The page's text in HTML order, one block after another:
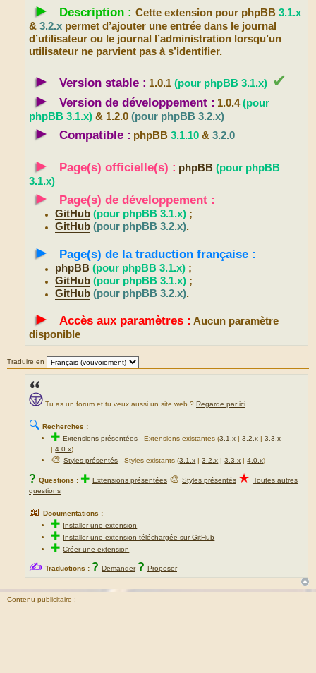
► Description : Cette extension pour phpBB 3.1.x
& 3.2.x permet d’ajouter une entrée dans le journal
d’utilisateur ou le journal l’administration lorsqu’un
utilisateur ne parvient pas à s’identifier.
► Version stable : 1.0.1 (pour phpBB 3.1.x) ✔
►
Version de développement : 1.0.4(pour
phpBB 3.1.x) & 1.2.0 (pour phpBB 3.2.x)
► Compatible : phpBB 3.1.10 & 3.2.0
► Page(s) officielle(s) : phpBB (pour phpBB
3.1.x)
► Page(s) de développement :
GitHub (pour phpBB 3.1.x) ;
GitHub (pour phpBB 3.2.x).
► Page(s) de la traduction française :
phpBB (pour phpBB 3.1.x) ;
GitHub (pour phpBB 3.1.x) ;
GitHub (pour phpBB 3.2.x).
► Accès aux paramètres : Aucun paramètre
disponible
Traduire en
Tu as un forum et tu veux aussi un site web ? Regarde par ici.
🔍 Recherches :
✚Extensions présentées - Extensions existantes (3.1.x |3.2.x |3.3.x
|4.0.x)
🎨Styles présentés - Styles existants (3.1.x |3.2.x |3.3.x |4.0.x)
? Questions : ✚ Extensions présentées 🎨 Styles présentés ★ Toutes autres
questions
📖 Documentations :
✚ Installer une extension
✚ Installer une extension téléchargée sur GitHub
✚Créer une extension
✍ Traductions : ? Demander ? Proposer
Contenu publicitaire :